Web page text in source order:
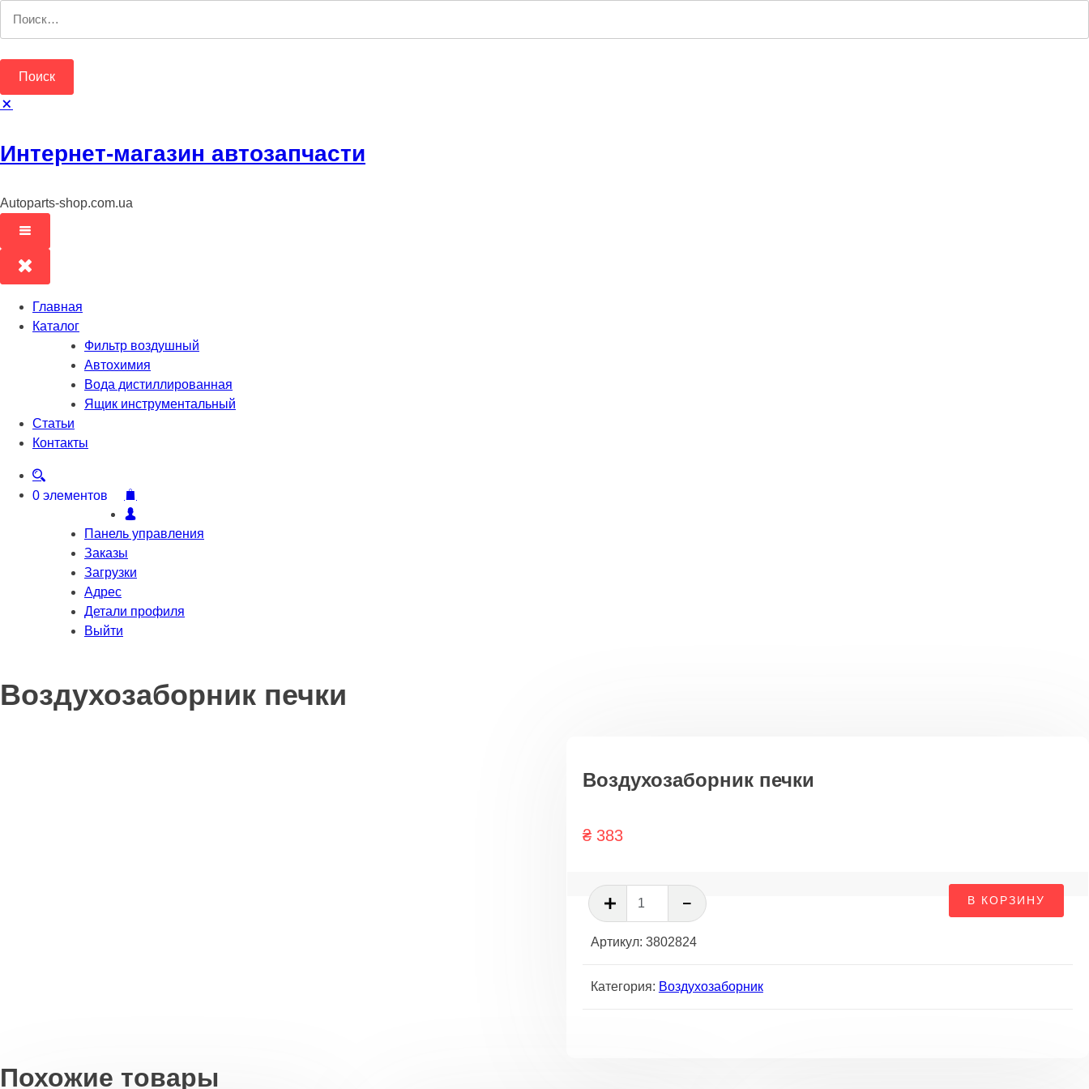
Интернет-магазин автозапчасти
Autoparts-shop.com.ua
Главная
Каталог
Фильтр воздушный
Автохимия
Вода дистиллированная
Ящик инструментальный
Статьи
Контакты
0 элементов
Панель управления
Заказы
Загрузки
Адрес
Детали профиля
Выйти
Воздухозаборник печки
Воздухозаборник печки
₴383
Количество
товара
В КОРЗИНУ
Артикул: 3802824
Категория: Воздухозаборник
Похожие товары